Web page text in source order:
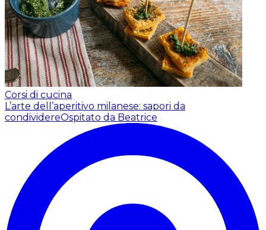
Corsi di cucina
L’arte dell’aperitivo milanese: sapori da
condividereOspitato da Beatrice